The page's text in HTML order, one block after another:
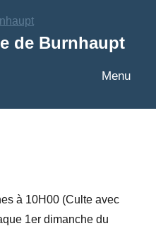
de Burnhaupt
Menu
à 10H00 (Culte avec
1er dimanche du